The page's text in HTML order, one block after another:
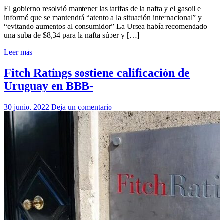
El gobierno resolvió mantener las tarifas de la nafta y el gasoil e
informó que se mantendrá “atento a la situación internacional” y
“evitando aumentos al consumidor” La Ursea había recomendado
una suba de $8,34 para la nafta súper y […]
Leer más
Fitch Ratings sostiene calificación de
Uruguay en BBB-
30 junio, 2022 Deja un comentario